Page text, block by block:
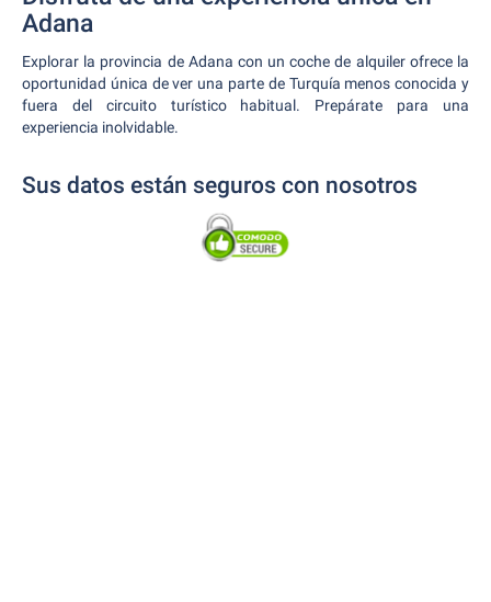
Adana
Explorar la provincia de Adana con un coche de alquiler ofrece la
oportunidad única de ver una parte de Turquía menos conocida y
fuera del circuito turístico habitual. Prepárate para una
experiencia inolvidable.
Sus datos están seguros con nosotros